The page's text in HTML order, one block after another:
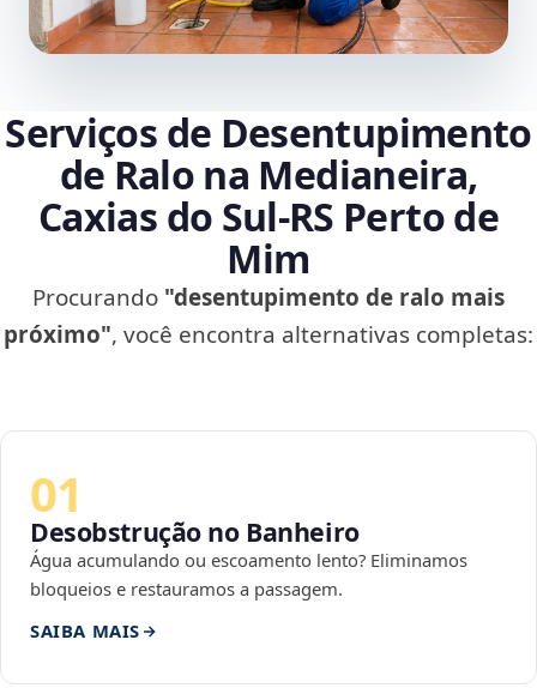
Serviços de Desentupimento
de Ralo na Medianeira,
Caxias do Sul‑RS Perto de
Mim
Procurando "desentupimento de ralo mais
próximo", você encontra alternativas completas:
01
Desobstrução no Banheiro
Água acumulando ou escoamento lento? Eliminamos
bloqueios e restauramos a passagem.
SAIBA MAIS